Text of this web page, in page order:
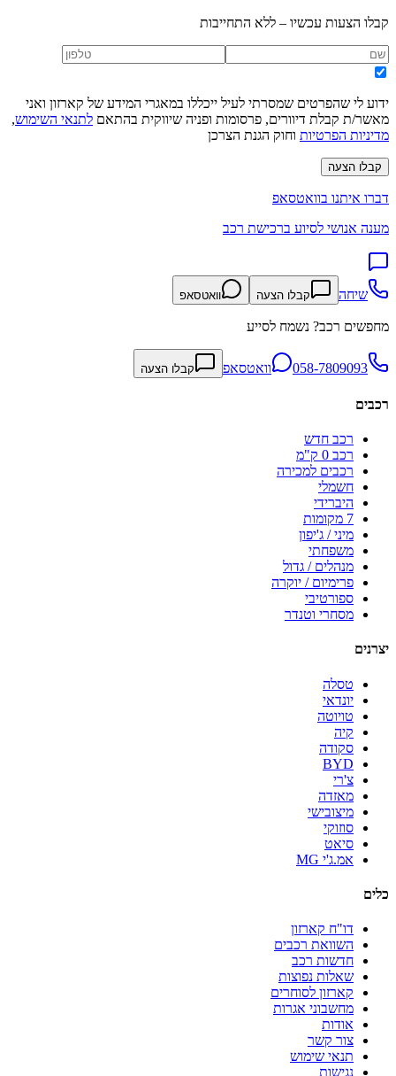
קבלו הצעות עכשיו – ללא התחייבות
ידוע לי שהפרטים שמסרתי לעיל ייכללו במאגרי המידע של קארזון ואני
מאשר/ת קבלת דיוורים, פרסומות ופניה שיווקית בהתאם לתנאי השימוש,
מדיניות הפרטיות וחוק הגנת הצרכן
קבלו הצעה
דברו איתנו בוואטסאפ
מענה אנושי לסיוע ברכישת רכב
שיחה קבלו הצעה וואטסאפ
מחפשים רכב? נשמח לסייע
058-7809093 וואטסאפ קבלו הצעה
רכבים
רכב חדש
רכב 0 ק"מ
רכבים למכירה
חשמלי
היברידי
7 מקומות
מיני / ג'יפון
משפחתי
מנהלים / גדול
פרימיום / יוקרה
ספורטיבי
מסחרי וטנדר
יצרנים
טסלה
יונדאי
טויוטה
קיה
סקודה
BYD
צ'רי
מאזדה
מיצובישי
סוזוקי
סיאט
אמ.ג'י MG
כלים
דו"ח קארזון
השוואת רכבים
חדשות רכב
שאלות נפוצות
קארזון לסוחרים
מחשבוני אגרות
אודות
צור קשר
תנאי שימוש
נגישות